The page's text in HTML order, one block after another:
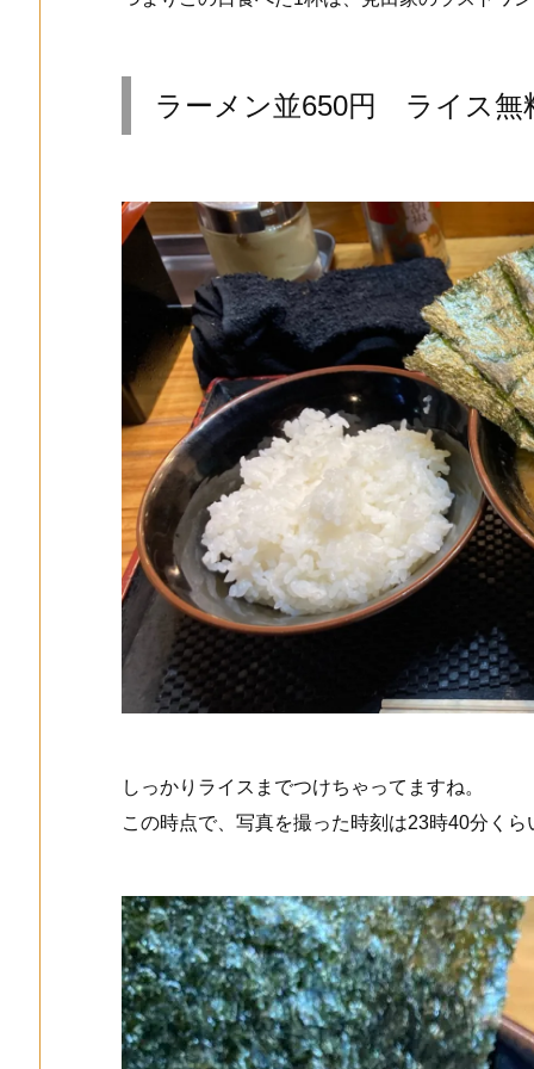
ラーメン並650円 ライス無
しっかりライスまでつけちゃってますね。
この時点で、写真を撮った時刻は23時40分くら